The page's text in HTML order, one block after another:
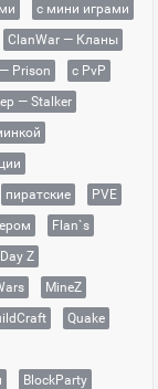
с мини играми
ClanWar — Кланы
Prison
с PvP
— Stalker
пиратские
PVE
Flan`s
Day Z
MineZ
Quake
BlockParty